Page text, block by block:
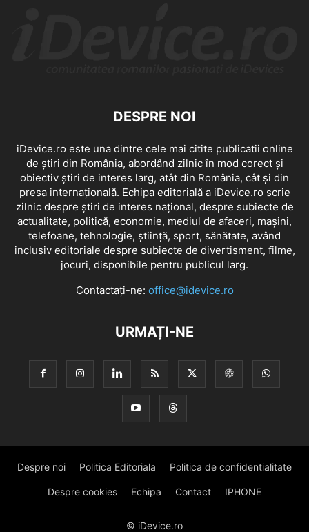
DESPRE NOI
iDevice.ro este una dintre cele mai citite publicatii online
de știri din România, abordând zilnic în mod corect și
obiectiv știri de interes larg, atât din România, cât și din
presa internațională. Echipa editorială a iDevice.ro scrie
zilnic despre știri de interes național, despre subiecte de
actualitate, politică, economie, mediul de afaceri, mașini,
telefoane, tehnologie, știință, sport, sănătate, având
inclusiv editoriale despre subiecte de divertisment, filme,
jocuri, disponibile pentru publicul larg.
Contactați-ne: office@idevice.ro
URMAȚI-NE
Despre noi Politica Editoriala Politica de confidentialitate
Despre cookies Echipa Contact IPHONE
© iDevice.ro